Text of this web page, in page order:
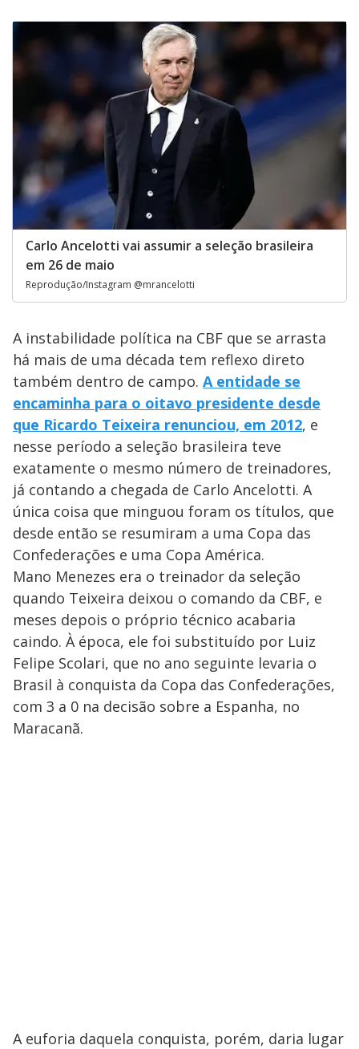
Carlo Ancelotti vai assumir a seleção brasileira
em 26 de maio
Reprodução/Instagram @mrancelotti
A instabilidade política na CBF que se arrasta
há mais de uma década tem reflexo direto
também dentro de campo. A entidade se
encaminha para o oitavo presidente desde
que Ricardo Teixeira renunciou, em 2012, e
nesse período a seleção brasileira teve
exatamente o mesmo número de treinadores,
já contando a chegada de Carlo Ancelotti. A
única coisa que minguou foram os títulos, que
desde então se resumiram a uma Copa das
Confederações e uma Copa América.
Mano Menezes era o treinador da seleção
quando Teixeira deixou o comando da CBF, e
meses depois o próprio técnico acabaria
caindo. À época, ele foi substituído por Luiz
Felipe Scolari, que no ano seguinte levaria o
Brasil à conquista da Copa das Confederações,
com 3 a 0 na decisão sobre a Espanha, no
Maracanã.
A euforia daquela conquista, porém, daria lugar